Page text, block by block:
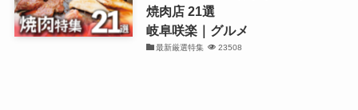
焼肉店 21選
岐阜咲楽｜グルメ
最新厳選特集 23508